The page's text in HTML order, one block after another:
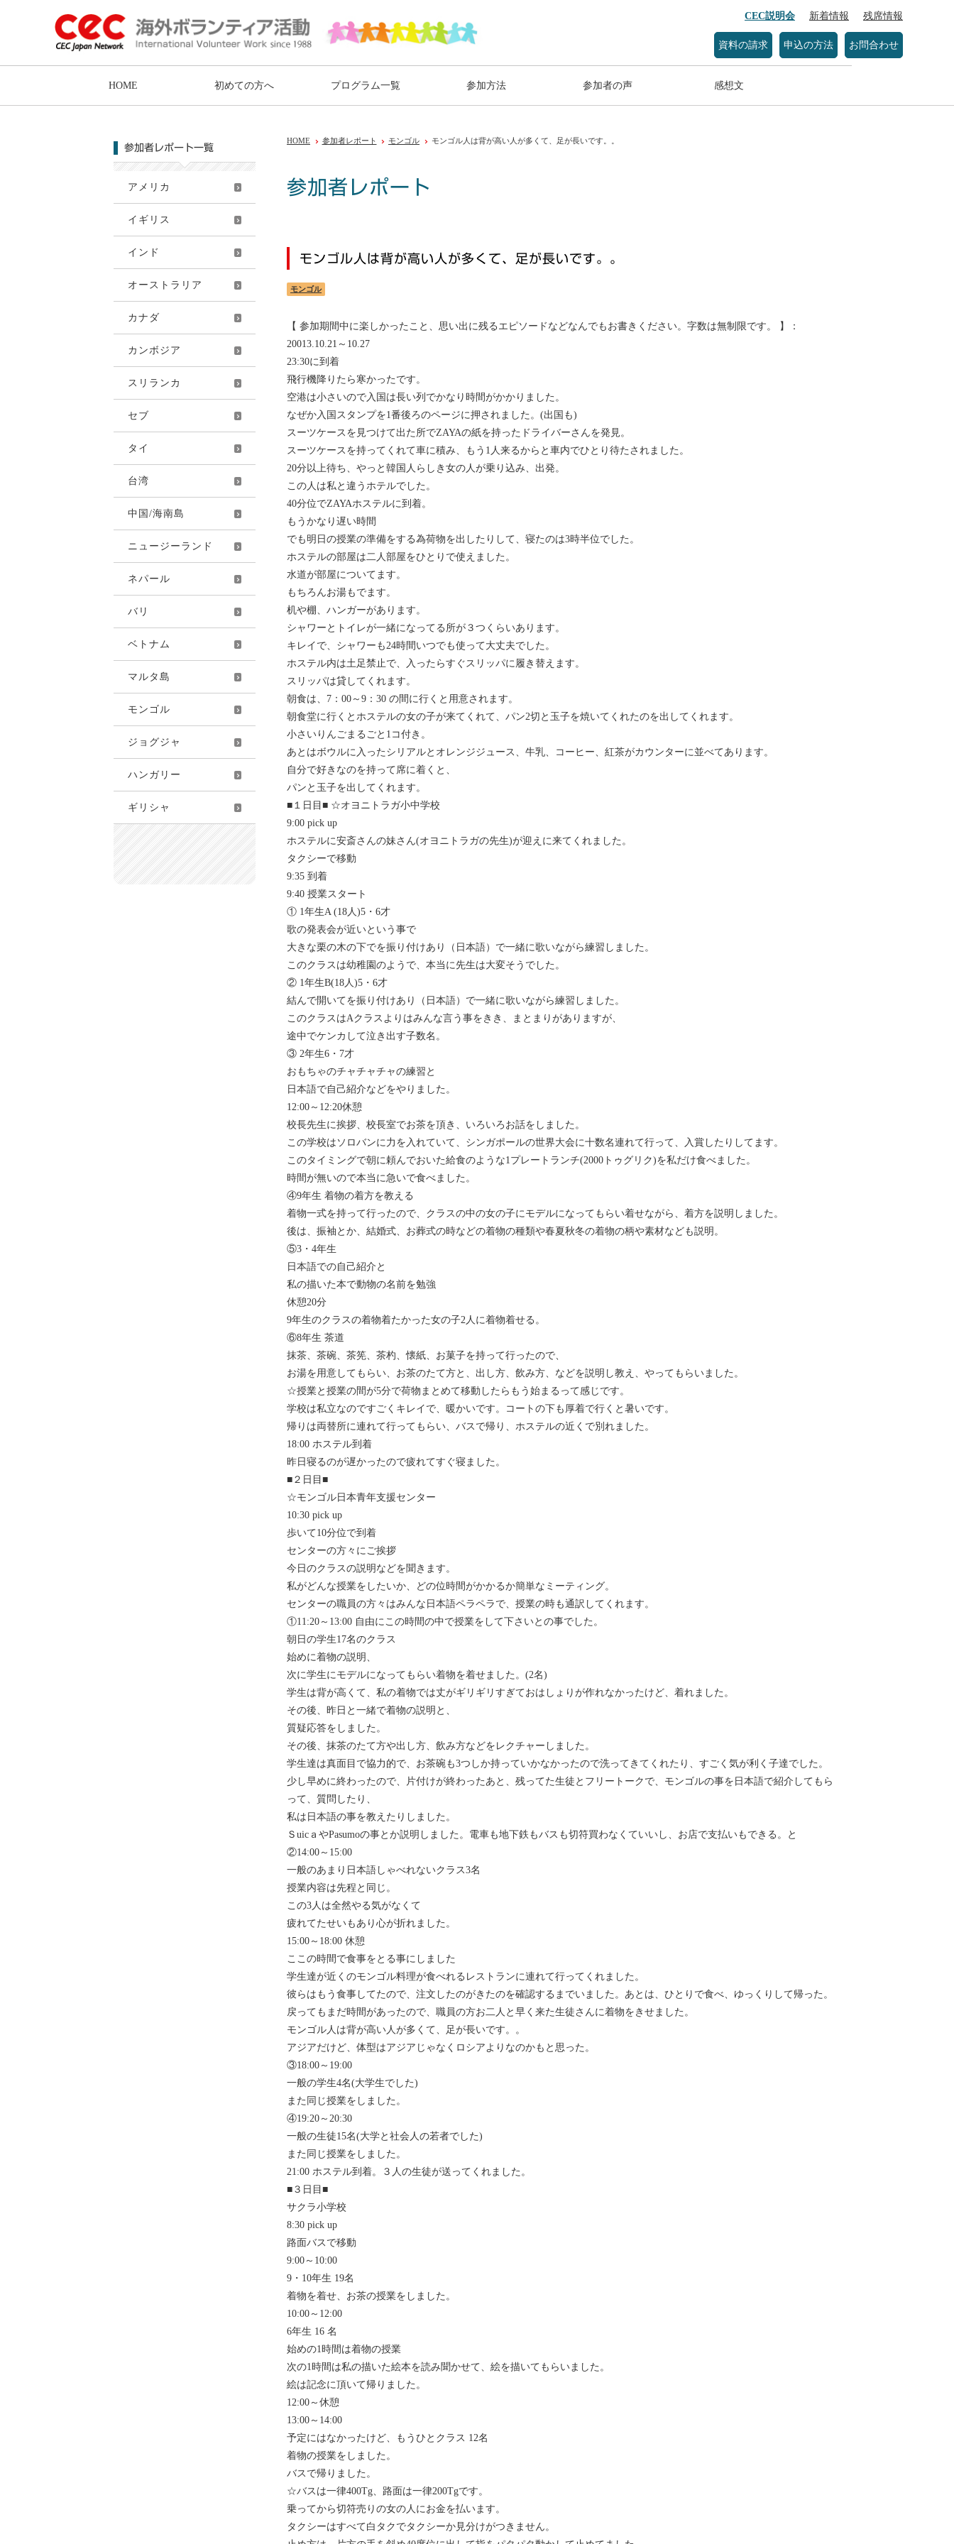
CEC説明会 新着情報 残席情報
資料の請求 申込の方法 お問合わせ
HOME 初めての方へ プログラム一覧 参加方法 参加者の声 感想文
参加者レポート一覧
アメリカ
イギリス
インド
オーストラリア
カナダ
カンボジア
スリランカ
セブ
タイ
台湾
中国/海南島
ニュージーランド
ネパール
バリ
ベトナム
マルタ島
モンゴル
ジョグジャ
ハンガリー
ギリシャ
HOME 参加者レポート モンゴル モンゴル人は背が高い人が多くて、足が長いです。。
参加者レポート
モンゴル人は背が高い人が多くて、足が長いです。。
モンゴル
【 参加期間中に楽しかったこと、思い出に残るエピソードなどなんでもお書きください。字数は無制限です。 】：
20013.10.21～10.27
23:30に到着
飛行機降りたら寒かったです。
空港は小さいので入国は長い列でかなり時間がかかりました。
なぜか入国スタンプを1番後ろのページに押されました。(出国も)
スーツケースを見つけて出た所でZAYAの紙を持ったドライバーさんを発見。
スーツケースを持ってくれて車に積み、もう1人来るからと車内でひとり待たされました。
20分以上待ち、やっと韓国人らしき女の人が乗り込み、出発。
この人は私と違うホテルでした。
40分位でZAYAホステルに到着。
もうかなり遅い時間
でも明日の授業の準備をする為荷物を出したりして、寝たのは3時半位でした。
ホステルの部屋は二人部屋をひとりで使えました。
水道が部屋についてます。
もちろんお湯もでます。
机や棚、ハンガーがあります。
シャワーとトイレが一緒になってる所が３つくらいあります。
キレイで、シャワーも24時間いつでも使って大丈夫でした。
ホステル内は土足禁止で、入ったらすぐスリッパに履き替えます。
スリッパは貸してくれます。
朝食は、7：00～9：30 の間に行くと用意されます。
朝食堂に行くとホステルの女の子が来てくれて、パン2切と玉子を焼いてくれたのを出してくれます。
小さいりんごまるごと1コ付き。
あとはボウルに入ったシリアルとオレンジジュース、牛乳、コーヒー、紅茶がカウンターに並べてあります。
自分で好きなのを持って席に着くと、
パンと玉子を出してくれます。
■１日目■ ☆オヨニトラガ小中学校
9:00 pick up
ホステルに安斎さんの妹さん(オヨニトラガの先生)が迎えに来てくれました。
タクシーで移動
9:35 到着
9:40 授業スタート
① 1年生A (18人)5・6才
歌の発表会が近いという事で
大きな栗の木の下でを振り付けあり（日本語）で一緒に歌いながら練習しました。
このクラスは幼稚園のようで、本当に先生は大変そうでした。
② 1年生B(18人)5・6才
結んで開いてを振り付けあり（日本語）で一緒に歌いながら練習しました。
このクラスはAクラスよりはみんな言う事をきき、まとまりがありますが、
途中でケンカして泣き出す子数名。
③ 2年生6・7才
おもちゃのチャチャチャの練習と
日本語で自己紹介などをやりました。
12:00～12:20休憩
校長先生に挨拶、校長室でお茶を頂き、いろいろお話をしました。
この学校はソロバンに力を入れていて、シンガポールの世界大会に十数名連れて行って、入賞したりしてます。
このタイミングで朝に頼んでおいた給食のような1プレートランチ(2000トゥグリク)を私だけ食べました。
時間が無いので本当に急いで食べました。
④9年生 着物の着方を教える
着物一式を持って行ったので、クラスの中の女の子にモデルになってもらい着せながら、着方を説明しました。
後は、振袖とか、結婚式、お葬式の時などの着物の種類や春夏秋冬の着物の柄や素材なども説明。
⑤3・4年生
日本語での自己紹介と
私の描いた本で動物の名前を勉強
休憩20分
9年生のクラスの着物着たかった女の子2人に着物着せる。
⑥8年生 茶道
抹茶、茶碗、茶筅、茶杓、懐紙、お菓子を持って行ったので、
お湯を用意してもらい、お茶のたて方と、出し方、飲み方、などを説明し教え、やってもらいました。
☆授業と授業の間が5分で荷物まとめて移動したらもう始まるって感じです。
学校は私立なのですごくキレイで、暖かいです。コートの下も厚着で行くと暑いです。
帰りは両替所に連れて行ってもらい、バスで帰り、ホステルの近くで別れました。
18:00 ホステル到着
昨日寝るのが遅かったので疲れてすぐ寝ました。
■２日目■
☆モンゴル日本青年支援センター
10:30 pick up
歩いて10分位で到着
センターの方々にご挨拶
今日のクラスの説明などを聞きます。
私がどんな授業をしたいか、どの位時間がかかるか簡単なミーティング。
センターの職員の方々はみんな日本語ペラペラで、授業の時も通訳してくれます。
①11:20～13:00 自由にこの時間の中で授業をして下さいとの事でした。
朝日の学生17名のクラス
始めに着物の説明、
次に学生にモデルになってもらい着物を着せました。(2名)
学生は背が高くて、私の着物では丈がギリギリすぎておはしょりが作れなかったけど、着れました。
その後、昨日と一緒で着物の説明と、
質疑応答をしました。
その後、抹茶のたて方や出し方、飲み方などをレクチャーしました。
学生達は真面目で協力的で、お茶碗も3つしか持っていかなかったので洗ってきてくれたり、すごく気が利く子達でした。
少し早めに終わったので、片付けが終わったあと、残ってた生徒とフリートークで、モンゴルの事を日本語で紹介してもら
って、質問したり、
私は日本語の事を教えたりしました。
ＳuicａやPasumoの事とか説明しました。電車も地下鉄もバスも切符買わなくていいし、お店で支払いもできる。と
②14:00～15:00
一般のあまり日本語しゃべれないクラス3名
授業内容は先程と同じ。
この3人は全然やる気がなくて
疲れてたせいもあり心が折れました。
15:00～18:00 休憩
ここの時間で食事をとる事にしました
学生達が近くのモンゴル料理が食べれるレストランに連れて行ってくれました。
彼らはもう食事してたので、注文したのがきたのを確認するまでいました。あとは、ひとりで食べ、ゆっくりして帰った。
戻ってもまだ時間があったので、職員の方お二人と早く来た生徒さんに着物をきせました。
モンゴル人は背が高い人が多くて、足が長いです。。
アジアだけど、体型はアジアじゃなくロシアよりなのかもと思った。
③18:00～19:00
一般の学生4名(大学生でした)
また同じ授業をしました。
④19:20～20:30
一般の生徒15名(大学と社会人の若者でした)
また同じ授業をしました。
21:00 ホステル到着。３人の生徒が送ってくれました。
■３日目■
サクラ小学校
8:30 pick up
路面バスで移動
9:00～10:00
9・10年生 19名
着物を着せ、お茶の授業をしました。
10:00～12:00
6年生 16 名
始めの1時間は着物の授業
次の1時間は私の描いた絵本を読み聞かせて、絵を描いてもらいました。
絵は記念に頂いて帰りました。
12:00～休憩
13:00～14:00
予定にはなかったけど、もうひとクラス 12名
着物の授業をしました。
バスで帰りました。
☆バスは一律400Tg、路面は一律200Tgです。
乗ってから切符売りの女の人にお金を払います。
タクシーはすべて白タクでタクシーか見分けがつきません。